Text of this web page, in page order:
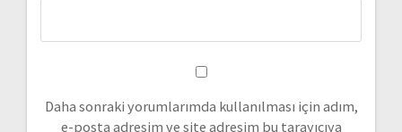
Daha sonraki yorumlarımda kullanılması için adım,
e-posta adresim ve site adresim bu tarayıcıya